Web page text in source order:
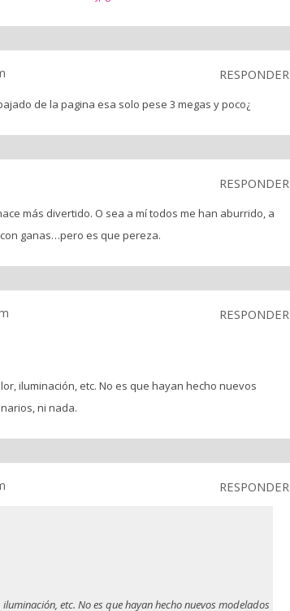
RESPONDER
de la pagina esa solo pese 3 megas y poco¿
RESPONDER
más divertido. O sea a mí todos me han aburrido, a
ganas…pero es que pereza.
RESPONDER
iluminación, etc. No es que hayan hecho nuevos
ni nada.
RESPONDER
etc. No es que hayan hecho nuevos modelados